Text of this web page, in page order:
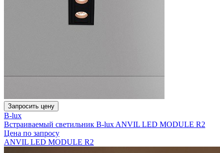
Запросить цену
B-lux
Встраиваемый светильник B-lux ANVIL LED MODULE R2
Цена по запросу
ANVIL LED MODULE R2